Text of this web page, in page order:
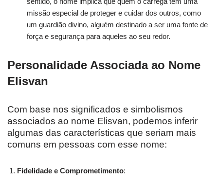
missão especial de proteger e cuidar dos outros, como
um guardião divino, alguém destinado a ser uma fonte de
força e segurança para aqueles ao seu redor.
Personalidade Associada ao Nome
Elisvan
Com base nos significados e simbolismos
associados ao nome Elisvan, podemos inferir
algumas das características que seriam mais
comuns em pessoas com esse nome:
Fidelidade e Comprometimento: